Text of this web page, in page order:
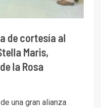
de cortesía al
Maris,
la Rosa
una gran alianza